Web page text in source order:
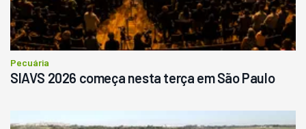
Pecuária
SIAVS 2026 começa nesta terça em São Paulo